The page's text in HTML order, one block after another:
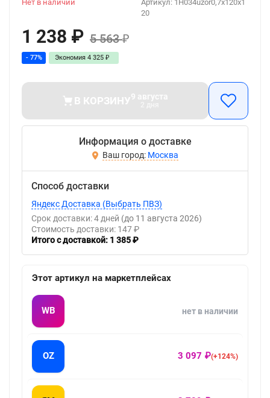
Артикул: 1H034uzor0,7x120x1
20
Нет в наличии
1 238 ₽ 5 563₽
- 77% Экономия 4 325 ₽
В КОРЗИНУ9 августа
Информация о доставке
Москва
Способ доставки
Яндекс Доставка (Выбрать ПВЗ)
Срок доставки: 4 дней (до 11 августа 2026)
Стоимость доставки: 147 ₽
Итого с доставкой: 1 385 ₽
Этот артикул на маркетплейсах
WB нет в наличии
OZ 3 097 ₽(+124%)